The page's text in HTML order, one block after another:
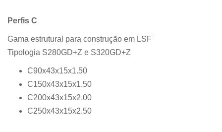
Perfis C
Gama estrutural para construção em LSF
Tipologia S280GD+Z e S320GD+Z
C90x43x15x1.50
C150x43x15x1.50
C200x43x15x2.00
C250x43x15x2.50